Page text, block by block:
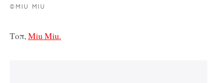
©MIU MIU
Τοπ, Miu Miu.